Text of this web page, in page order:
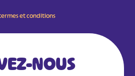
et conditions
NOUS